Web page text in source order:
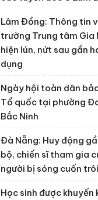
Lâm Đồng: Thông tin
trường Trung tâm Gia
hiện lún, nứt sau gần
dụng
Ngày hội toàn dân
Tổ quốc tại phường
Bắc Ninh
Đà Nẵng: Huy động
bộ, chiến sĩ tham gia
người bị sóng cuốn trôi
Học sinh được khuyến